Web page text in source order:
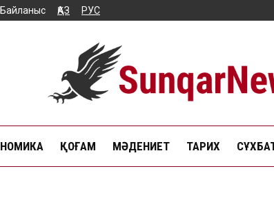
Байланыс ҚАЗ РУС
ҚОҒАМ МӘДЕНИЕТ ТАРИХ